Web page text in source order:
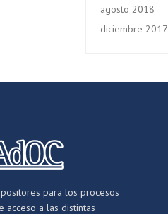
agosto 2018
diciembre 2017
para los procesos
acceso a las distintas